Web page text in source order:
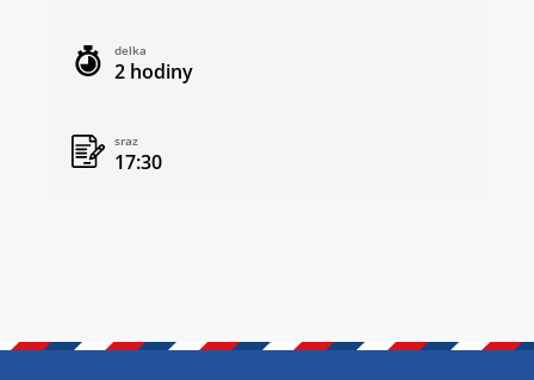
delka
2 hodiny
sraz
17:30